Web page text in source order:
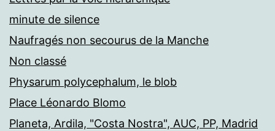
minute de silence
Naufragés non secourus de la Manche
Non classé
Physarum polycephalum, le blob
Place Léonardo Blomo
Planeta, Ardila, "Costa Nostra", AUC, PP, Madrid